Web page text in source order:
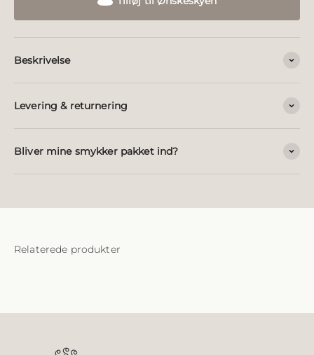
Beskrivelse
Levering & returnering
Bliver mine smykker pakket ind?